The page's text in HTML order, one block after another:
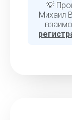
💡
Михаил